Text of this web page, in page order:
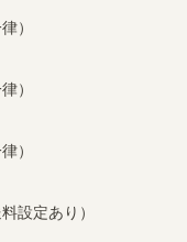
）
）
）
設定あり）